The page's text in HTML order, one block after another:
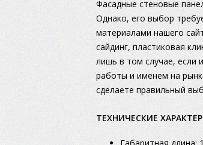
Фасадные стеновые
Однако, его выбор
материалами нашего
сайдинг, пластиковая
лишь в том случае, если
работы и именем на
сделаете правильный
ТЕХНИЧЕСКИЕ